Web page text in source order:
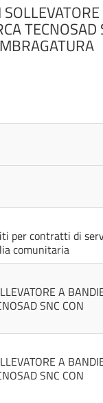
TECNOSAD
per contratti di
comunitaria
A
SNC CON
A
SNC CON